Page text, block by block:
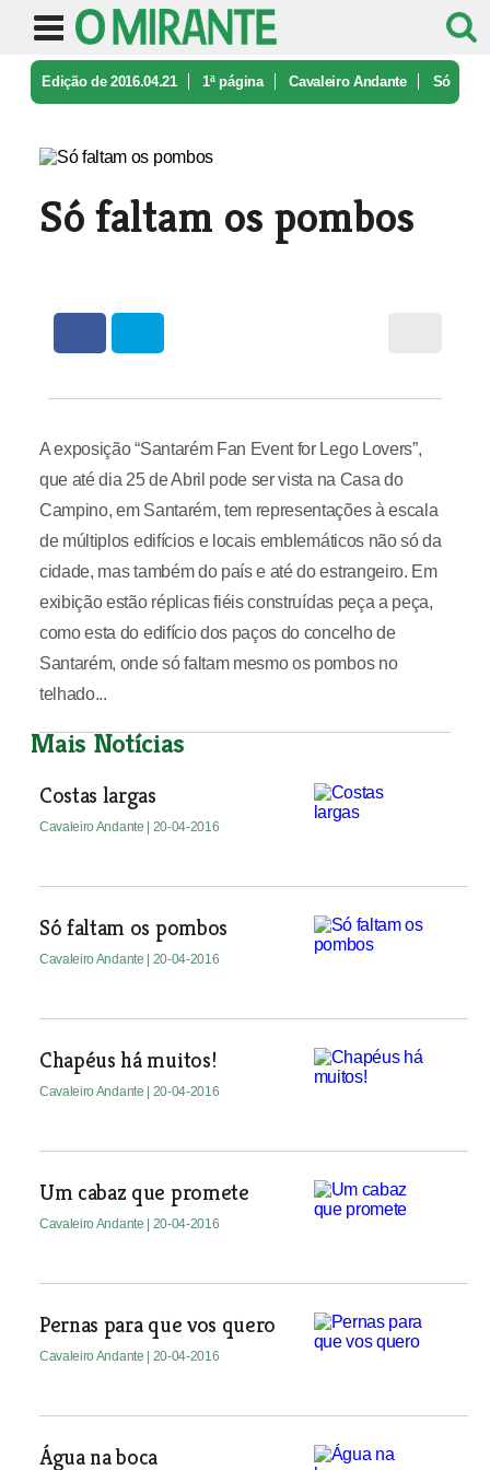
Edição de 2016.04.21 1ª página Cavaleiro Andante Só
Só faltam os pombos
A exposição “Santarém Fan Event for Lego Lovers”,
que até dia 25 de Abril pode ser vista na Casa do
Campino, em Santarém, tem representações à escala
de múltiplos edifícios e locais emblemáticos não só da
cidade, mas também do país e até do estrangeiro. Em
exibição estão réplicas fiéis construídas peça a peça,
como esta do edifício dos paços do concelho de
Santarém, onde só faltam mesmo os pombos no
telhado...
Mais Notícias
Costas largas
Cavaleiro Andante | 20-04-2016
Só faltam os pombos
Cavaleiro Andante | 20-04-2016
Chapéus há muitos!
Cavaleiro Andante | 20-04-2016
Um cabaz que promete
Cavaleiro Andante | 20-04-2016
Pernas para que vos quero
Cavaleiro Andante | 20-04-2016
Água na boca